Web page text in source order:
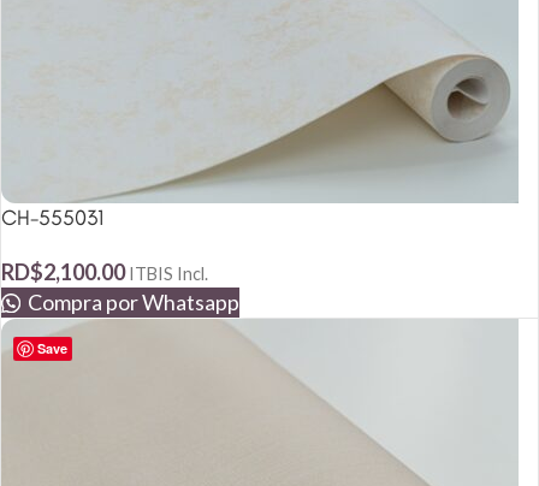
CH-555031
RD$2,100.00 ITBIS Incl.
Compra por Whatsapp
Save